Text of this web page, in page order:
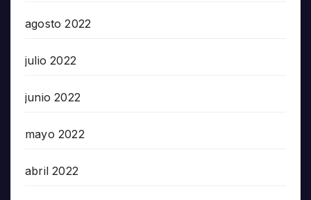
agosto 2022
julio 2022
junio 2022
mayo 2022
abril 2022